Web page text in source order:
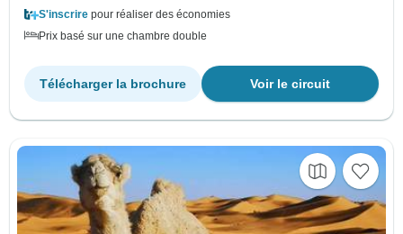
S'inscrire pour réaliser des économies
Prix basé sur une chambre double
Voir le circuit
Télécharger la brochure